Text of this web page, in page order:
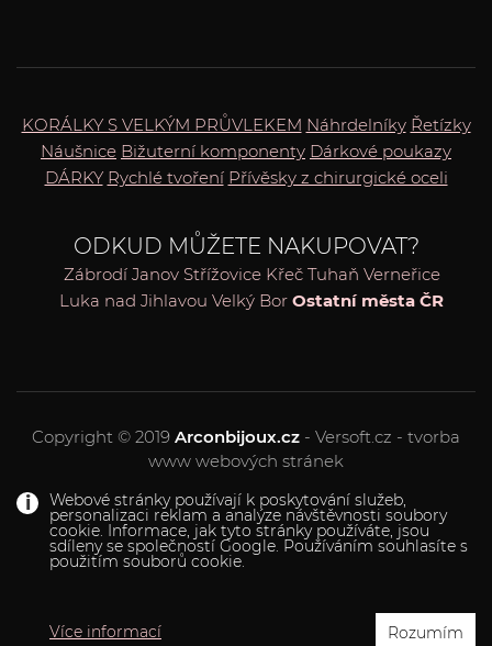
Webové stránky používají k poskytování služeb,
personalizaci reklam a analýze návštěvnosti soubory
cookie. Informace, jak tyto stránky používáte, jsou
sdíleny se společností Google. Používáním souhlasíte s
použitím souborů cookie.
Více informací Rozumím
KORÁLKY S VELKÝM PRŮVLEKEM Náhrdelníky Řetízky
Náušnice Bižuterní komponenty Dárkové poukazy
DÁRKY Rychlé tvoření Přívěsky z chirurgické oceli
ODKUD MŮŽETE NAKUPOVAT?
Zábrodí Janov Střížovice Křeč Tuhaň Verneřice
Luka nad Jihlavou Velký Bor Ostatní města ČR
Copyright © 2019 Arconbijoux.cz - Versoft.cz - tvorba
www webových stránek